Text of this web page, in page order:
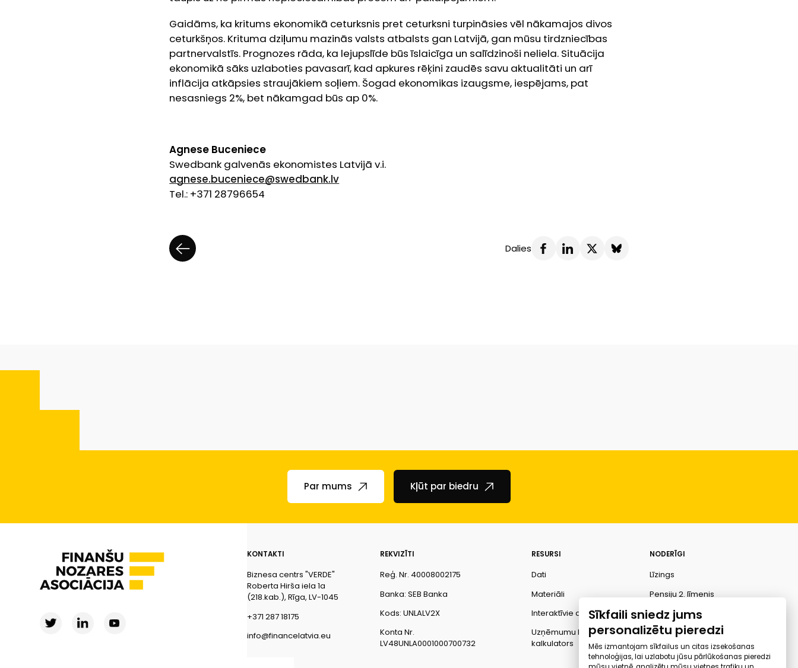
Gaidāms, ka kritums ekonomikā ceturksnis pret ceturksni turpināsies vēl nākamajos divos
ceturkšņos. Krituma dziļumu mazinās valsts atbalsts gan Latvijā, gan mūsu tirdzniecības
partnervalstīs. Prognozes rāda, ka lejupslīde būs īslaicīga un salīdzinoši neliela. Situācija
ekonomikā sāks uzlaboties pavasarī, kad apkures rēķini zaudēs savu aktualitāti un arī
inflācija atkāpsies straujākiem soļiem. Šogad ekonomikas izaugsme, iespējams, pat
nesasniegs 2%, bet nākamgad būs ap 0%.
Agnese Buceniece
Swedbank galvenās ekonomistes Latvijā v.i.
agnese.buceniece@swedbank.lv
Tel.: +371 28796654
Dalies
Par mums Kļūt par biedru
KONTAKTI
Biznesa centrs "VERDE"
Roberta Hirša iela 1a
(218.kab.), Rīga, LV-1045
+371 287 18175
info@financelatvia.eu
REKVIZĪTI
Reģ. Nr. 40008002175
Banka: SEB Banka
Kods: UNLALV2X
Konta Nr.
LV48UNLA0001000700732
RESURSI
Dati
Materiāli
Interaktīvie dati
Uzņēmumu kredītspējas
kalkulators
NODERĪGI
Līzings
Pensiju 2. līmenis
Finanšu pratība
Ombuds
Sīkfaili sniedz jums
personalizētu pieredzi
Mēs izmantojam sīkfailus un citas izsekošanas
tehnoloģijas, lai uzlabotu jūsu pārlūkošanas pieredzi